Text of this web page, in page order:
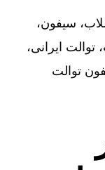
سیفون،
توالت ایرانی،
توالت